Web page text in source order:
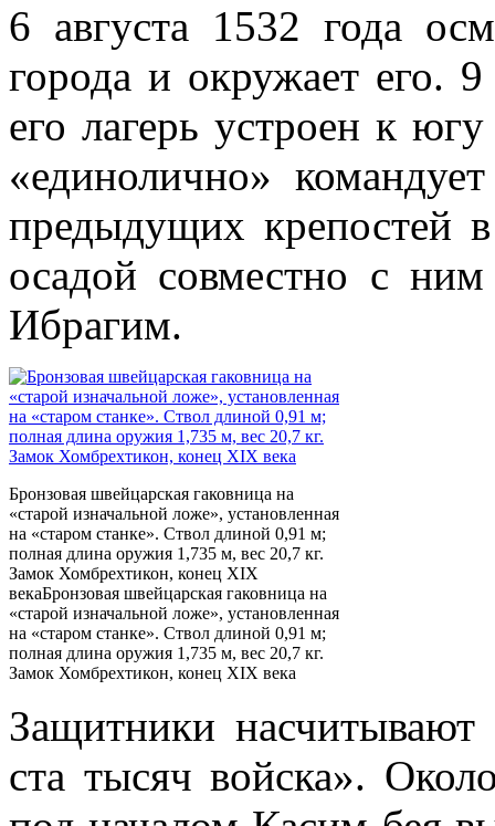
6 августа 1532 года
города и окружает его.
его лагерь устроен к
«единолично»
предыдущих крепостей
осадой совместно с ним
Ибрагим.
Бронзовая швейцарская гаковница на
«старой изначальной ложе», установленная
на «старом станке». Ствол длиной 0,91 м;
полная длина оружия 1,735 м, вес 20,7 кг.
Замок Хомбрехтикон, конец XIX
векаБронзовая швейцарская гаковница на
«старой изначальной ложе», установленная
на «старом станке». Ствол длиной 0,91 м;
полная длина оружия 1,735 м, вес 20,7 кг.
Замок Хомбрехтикон, конец XIX века
Защитники
ста тысяч войска».